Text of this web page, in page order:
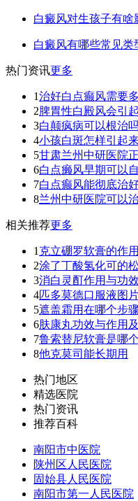
白癜风对生孩子有啥
白癜风有哪些常见类
热门资讯更多
1治好白点癫风需要
2脾胃性白殿风会引
3白颠疯病可以根治
4小孩白斑怎样引起
5甘肃兰州中研医院
6白点癞风早期可以
7白点癫风能彻底治
8兰州中研医院可以
相关推荐更多
1 克立硼罗软膏的作
2涂了丁酸氢化可的
3消白灵酊作用与功效
4匹多莫德口服液图
5遮盖霜用在哪个步骤
6肤康丸功效与作用
7鲁索替尼软膏是哪
8他克莫司能长期用
热门地区
精选医院
热门资讯
推荐百科
南阳市中医院
陕州区人民医院
固始县人民医院
南阳市第一人民医院